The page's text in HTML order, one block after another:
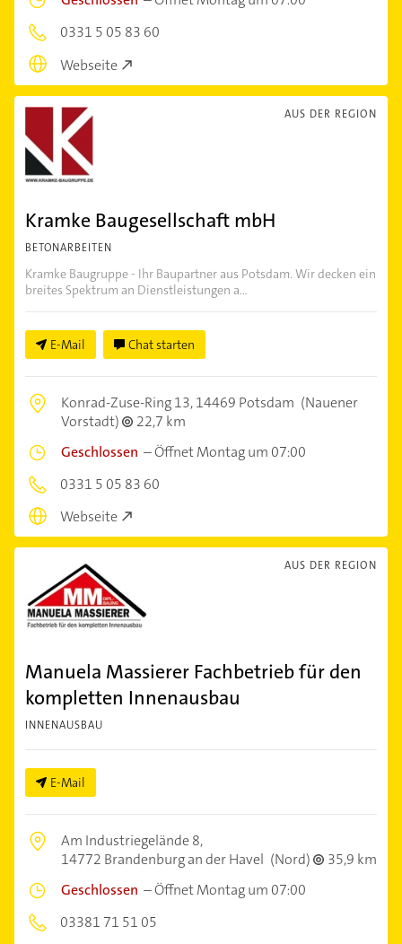
0331 5 05 83 60
Webseite
AUS DER REGION
Kramke Baugesellschaft mbH
BETONARBEITEN
Kramke Baugruppe - Ihr Baupartner aus Potsdam. Wir decken ein
breites Spektrum an Dienstleistungen a...
E-Mail Chat starten
Konrad-Zuse-Ring 13,14469 Potsdam (Nauener
Vorstadt)
22,7 km
Geschlossen –Öffnet Montag um 07:00
0331 5 05 83 60
Webseite
AUS DER REGION
Manuela Massierer Fachbetrieb für den
kompletten Innenausbau
INNENAUSBAU
E-Mail
Am Industriegelände 8,
14772 Brandenburg an der Havel (Nord)
35,9 km
Geschlossen –Öffnet Montag um 07:00
03381 71 51 05